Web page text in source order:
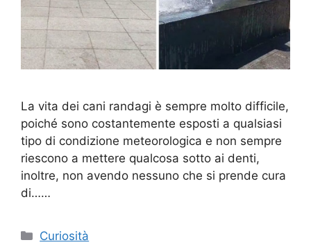
La vita dei cani randagi è sempre molto difficile,
poiché sono costantemente esposti a qualsiasi
tipo di condizione meteorologica e non sempre
riescono a mettere qualcosa sotto ai denti,
inoltre, non avendo nessuno che si prende cura
di……
Categorie
Curiosità